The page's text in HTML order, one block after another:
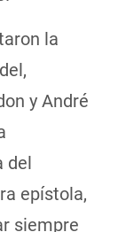
la
y André
del
epístola,
siempre